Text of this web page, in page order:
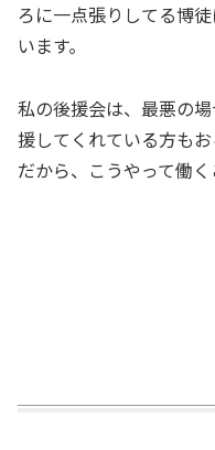
ろに一点張りしてる博
います。
私の後援会は、最悪の
援してくれている方もお
だから、こうやって働く